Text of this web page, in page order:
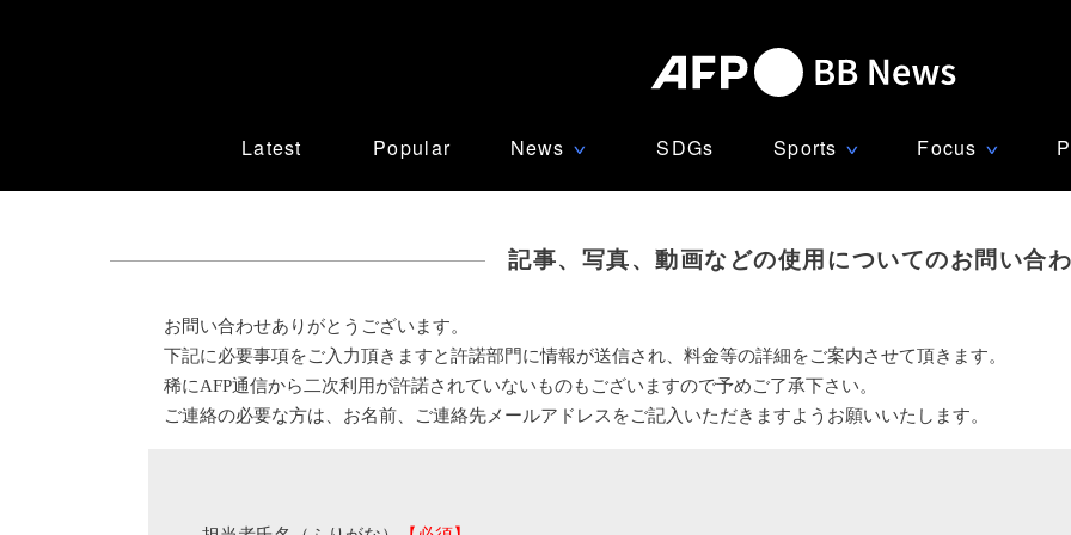
Latest Popular News ∨ SDGs Sports ∨ Focus ∨
記事、写真、動画などの使用についてのお問い合
お問い合わせありがとうございます。
下記に必要事項をご入力頂きますと許諾部門に情報が送信され、料金等の詳細をご案内させて頂きます。
稀にAFP通信から二次利用が許諾されていないものもございますので予めご了承下さい。
ご連絡の必要な方は、お名前、ご連絡先メールアドレスをご記入いただきますようお願いいたします。